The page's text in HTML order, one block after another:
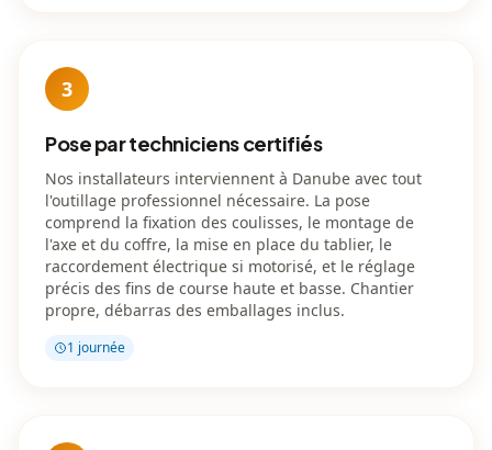
3
Pose par techniciens certifiés
Nos installateurs interviennent à Danube avec tout
l'outillage professionnel nécessaire. La pose
comprend la fixation des coulisses, le montage de
l'axe et du coffre, la mise en place du tablier, le
raccordement électrique si motorisé, et le réglage
précis des fins de course haute et basse. Chantier
propre, débarras des emballages inclus.
1 journée